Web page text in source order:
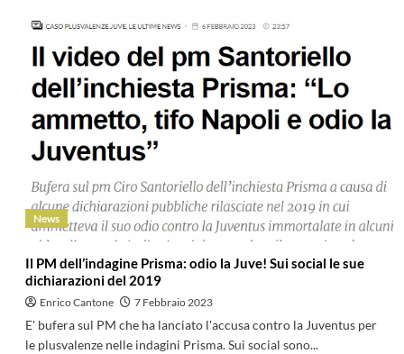
News
Il PM dell’indagine Prisma: odio la Juve! Sui social le sue
dichiarazioni del 2019
Enrico Cantone 7 Febbraio 2023
E' bufera sul PM che ha lanciato l'accusa contro la Juventus per
le plusvalenze nelle indagini Prisma. Sui social sono...